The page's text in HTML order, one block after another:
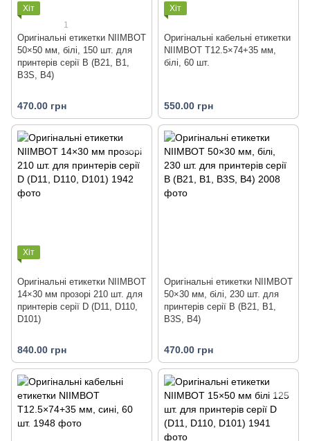
Хіт
1
Оригінальні етикетки NIIMBOT
50×50 мм, білі, 150 шт. для
принтерів серії B (B21, B1,
B3S, B4)
470.00 грн
Хіт
Оригінальні кабельні етикетки
NIIMBOT T12.5×74+35 мм,
білі, 60 шт.
550.00 грн
Хіт
Оригінальні етикетки NIIMBOT
14×30 мм прозорі 210 шт. для
принтерів серії D (D11, D110,
D101)
840.00 грн
Оригінальні етикетки NIIMBOT
50×30 мм, білі, 230 шт. для
принтерів серії B (B21, B1,
B3S, B4)
470.00 грн